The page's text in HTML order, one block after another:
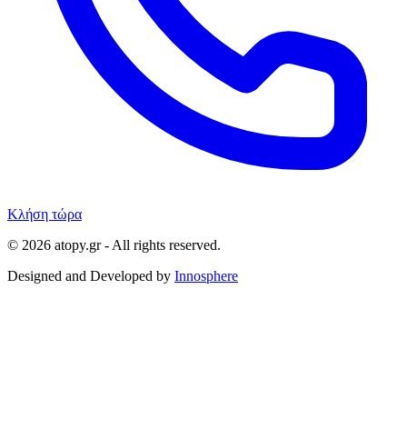
Κλήση τώρα
© 2026 atopy.gr - All rights reserved.
Designed and Developed by Innosphere